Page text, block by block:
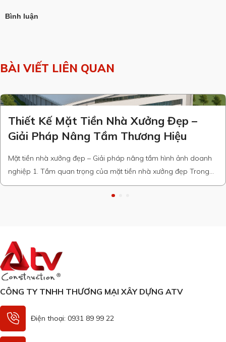
Bình luận
BÀI VIẾT LIÊN QUAN
Thiết Kế Mặt Tiền Nhà Xưởng Đẹp –
Giải Pháp Nâng Tầm Thương Hiệu
Mặt tiền nhà xưởng đẹp – Giải pháp nâng tầm hình ảnh doanh
nghiệp 1. Tầm quan trọng của mặt tiền nhà xưởng đẹp Trong
lĩnh vực sản xuất và kinh doanh, nhà xưởng không chỉ là nơi
diễn ra các hoạt động sản xuất mà còn là “bộ mặt” đại diện cho
CÔNG TY TNHH THƯƠNG MẠI XÂY DỰNG ATV
Điện thoại: 0931 89 99 22